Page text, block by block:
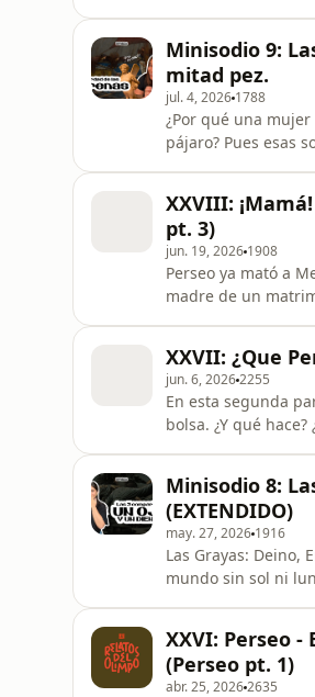
poemas épic
Minisodio 9:
mitad pez.
jul. 4, 2026 1788
¿Por qué una
pájaro? Pues esas son las sirenas de la mitología griega y romana. O al menos así empezaron. En
canto, y cómo pasa
XXVIII:
pt. 3)
jun. 19, 2026 1908
Perseo ya mató a
madre de un
importantes de la
Partes 1 y 2, te reco
XXVII: ¿Que
jun. 6, 20262255
En esta segunda
bolsa. ¿Y qué hace? ¿Se
si quería esta
Minisodio 8:
(EXTENDIDO)
may. 27, 2026 1916
Las Grayas:
mundo sin sol ni
No te olv
XXVI: Perseo
(Perseo pt. 1)
abr. 25, 20262635